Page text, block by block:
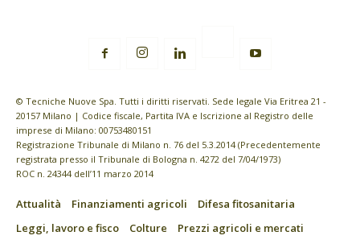
© Tecniche Nuove Spa. Tutti i diritti riservati. Sede legale Via Eritrea 21 -
20157 Milano | Codice fiscale, Partita IVA e Iscrizione al Registro delle
imprese di Milano: 00753480151
Registrazione Tribunale di Milano n. 76 del 5.3.2014 (Precedentemente
registrata presso il Tribunale di Bologna n. 4272 del 7/04/1973)
ROC n. 24344 dell’11 marzo 2014
Attualità Finanziamenti agricoli
Difesa fitosanitaria
Leggi, lavoro e fisco
Colture
Prezzi agricoli e mercati